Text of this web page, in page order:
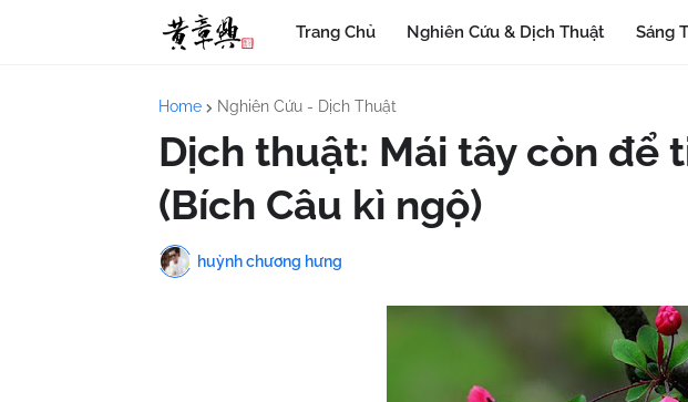
Trang Chủ Nghiên Cứu & Dịch Thuật Sáng
Home Nghiên Cứu - Dịch Thuật
Dịch thuật: Mái tây còn để
(Bích Câu kì ngộ)
huỳnh chương hưng